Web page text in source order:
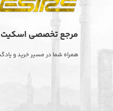
مرجع تخصصی اسکیت
همراه شما در مسیر خرید و